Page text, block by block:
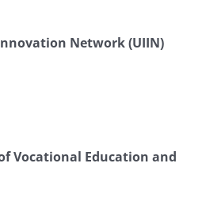
Network (UIIN)
Vocational Education and